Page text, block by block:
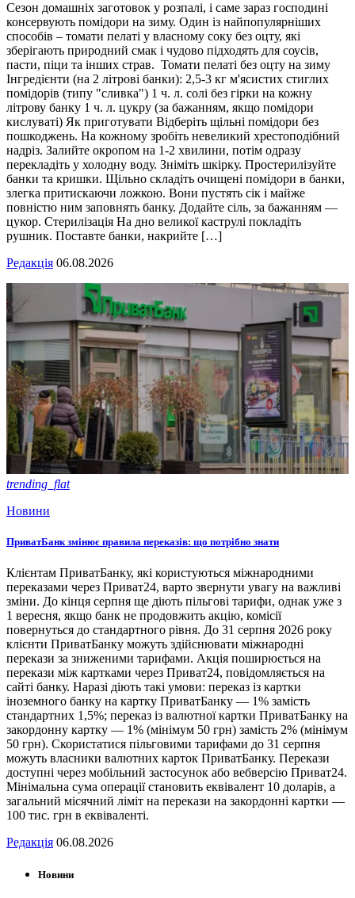
Сезон домашніх заготовок у розпалі, і саме зараз господині
консервують помідори на зиму. Один із найпопулярніших
способів – томати пелаті у власному соку без оцту, які
зберігають природний смак і чудово підходять для соусів,
пасти, піци та інших страв. Томати пелаті без оцту на зиму
Інгредієнти (на 2 літрові банки): 2,5-3 кг м'ясистих стиглих
помідорів (типу "сливка") 1 ч. л. солі без гірки на кожну
літрову банку 1 ч. л. цукру (за бажанням, якщо помідори
кислуваті) Як приготувати Відберіть щільні помідори без
пошкоджень. На кожному зробіть невеликий хрестоподібний
надріз. Залийте окропом на 1-2 хвилини, потім одразу
перекладіть у холодну воду. Зніміть шкірку. Простерилізуйте
банки та кришки. Щільно складіть очищені помідори в банки,
злегка притискаючи ложкою. Вони пустять сік і майже
повністю ним заповнять банку. Додайте сіль, за бажанням —
цукор. Стерилізація На дно великої каструлі покладіть
рушник. Поставте банки, накрийте […]
Редакція 06.08.2026
trending_flat
Новини
ПриватБанк змінює правила переказів: що потрібно знати
Клієнтам ПриватБанку, які користуються міжнародними
переказами через Приват24, варто звернути увагу на важливі
зміни. До кінця серпня ще діють пільгові тарифи, однак уже з
1 вересня, якщо банк не продовжить акцію, комісії
повернуться до стандартного рівня. До 31 серпня 2026 року
клієнти ПриватБанку можуть здійснювати міжнародні
перекази за зниженими тарифами. Акція поширюється на
перекази між картками через Приват24, повідомляється на
сайті банку. Наразі діють такі умови: переказ із картки
іноземного банку на картку ПриватБанку — 1% замість
стандартних 1,5%; переказ із валютної картки ПриватБанку на
закордонну картку — 1% (мінімум 50 грн) замість 2% (мінімум
50 грн). Скористатися пільговими тарифами до 31 серпня
можуть власники валютних карток ПриватБанку. Перекази
доступні через мобільний застосунок або вебверсію Приват24.
Мінімальна сума операції становить еквівалент 10 доларів, а
загальний місячний ліміт на перекази на закордонні картки —
100 тис. грн в еквіваленті.
Редакція 06.08.2026
Новини